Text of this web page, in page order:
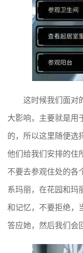
这时候我们面对
大影响，主要就是用
的，所以这里随便选
他们给我们安排的住
不要去参观住处的各
系玛丽，在花园和玛
和记忆，不要拒绝，
答应她，然后我们会